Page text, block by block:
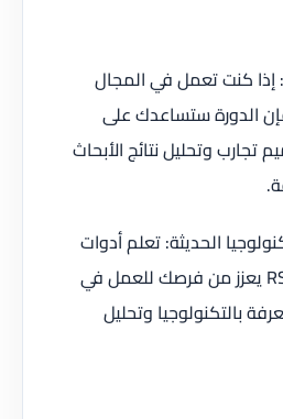
: إذا كنت تعمل في المجال
الدورة ستساعدك على
تجارب وتحليل نتائج الأبحاث
الحديثة: تعلم أدوات
البرمجة مثل R وRStudio يعزز من فرصك للعمل في
بالتكنولوجيا وتحليل